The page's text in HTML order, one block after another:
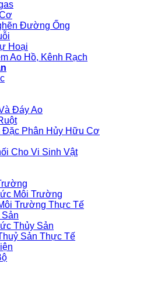
Đường Ống
Hoại
Ao Hồ, Kênh Rạch
Đáy Ao
Đặc Phân Hủy Hữu Cơ
Cho Vi Sinh Vật
Môi Trường
Trường Thực Tế
Thủy Sản
Sản Thực Tế